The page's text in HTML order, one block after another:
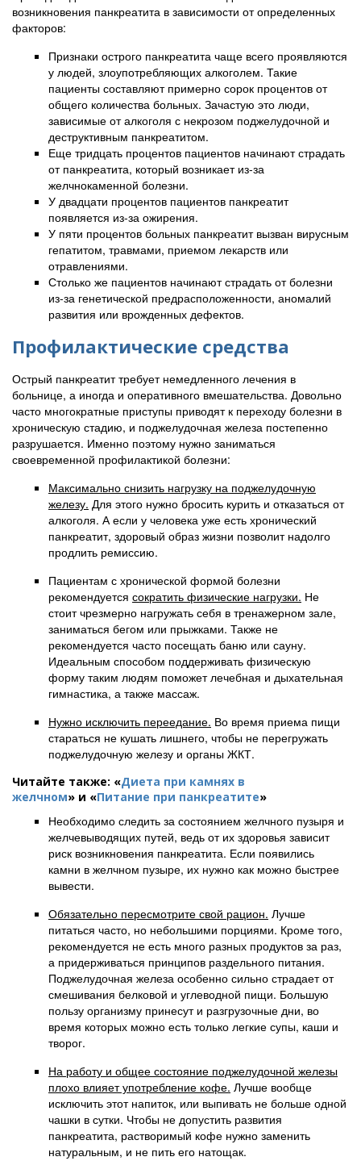
возникновения панкреатита в зависимости от определенных
факторов:
Признаки острого панкреатита чаще всего проявляются
у людей, злоупотребляющих алкоголем. Такие
пациенты составляют примерно сорок процентов от
общего количества больных. Зачастую это люди,
зависимые от алкоголя с некрозом поджелудочной и
деструктивным панкреатитом.
Еще тридцать процентов пациентов начинают страдать
от панкреатита, который возникает из-за
желчнокаменной болезни.
У двадцати процентов пациентов панкреатит
появляется из-за ожирения.
У пяти процентов больных панкреатит вызван вирусным
гепатитом, травмами, приемом лекарств или
отравлениями.
Столько же пациентов начинают страдать от болезни
из-за генетической предрасположенности, аномалий
развития или врожденных дефектов.
Профилактические средства
Острый панкреатит требует немедленного лечения в
больнице, а иногда и оперативного вмешательства. Довольно
часто многократные приступы приводят к переходу болезни в
хроническую стадию, и поджелудочная железа постепенно
разрушается. Именно поэтому нужно заниматься
своевременной профилактикой болезни:
Максимально снизить нагрузку на поджелудочную
железу. Для этого нужно бросить курить и отказаться от
алкоголя. А если у человека уже есть хронический
панкреатит, здоровый образ жизни позволит надолго
продлить ремиссию.
Пациентам с хронической формой болезни
рекомендуется сократить физические нагрузки. Не
стоит чрезмерно нагружать себя в тренажерном зале,
заниматься бегом или прыжками. Также не
рекомендуется часто посещать баню или сауну.
Идеальным способом поддерживать физическую
форму таким людям поможет лечебная и дыхательная
гимнастика, а также массаж.
Нужно исключить переедание. Во время приема пищи
стараться не кушать лишнего, чтобы не перегружать
поджелудочную железу и органы ЖКТ.
Читайте также: «Диета при камнях в
желчном» и «Питание при панкреатите»
Необходимо следить за состоянием желчного пузыря и
желчевыводящих путей, ведь от их здоровья зависит
риск возникновения панкреатита. Если появились
камни в желчном пузыре, их нужно как можно быстрее
вывести.
Обязательно пересмотрите свой рацион. Лучше
питаться часто, но небольшими порциями. Кроме того,
рекомендуется не есть много разных продуктов за раз,
а придерживаться принципов раздельного питания.
Поджелудочная железа особенно сильно страдает от
смешивания белковой и углеводной пищи. Большую
пользу организму принесут и разгрузочные дни, во
время которых можно есть только легкие супы, каши и
творог.
На работу и общее состояние поджелудочной железы
плохо влияет употребление кофе. Лучше вообще
исключить этот напиток, или выпивать не больше одной
чашки в сутки. Чтобы не допустить развития
панкреатита, растворимый кофе нужно заменить
натуральным, и не пить его натощак.